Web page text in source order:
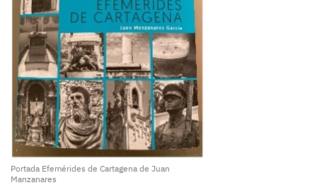
Portada Efemérides de Cartagena de Juan
Manzanares